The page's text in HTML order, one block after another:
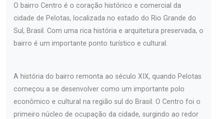
O bairro Centro é o coração histórico e comercial da
cidade de Pelotas, localizada no estado do Rio Grande do
Sul, Brasil. Com uma rica história e arquitetura preservada, o
bairro é um importante ponto turístico e cultural.
A história do bairro remonta ao século XIX, quando Pelotas
começou a se desenvolver como um importante polo
econômico e cultural na região sul do Brasil. O Centro foi o
primeiro núcleo de ocupação da cidade, surgindo ao redor